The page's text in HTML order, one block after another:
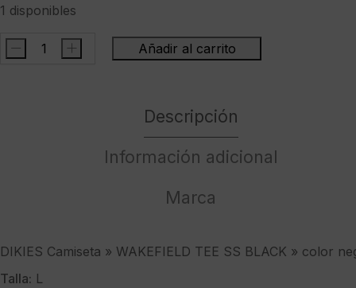
1 disponibles
DIKIES
cantidad
- + Añadir al carrito
Descripción
Información adicional
Marca
DIKIES Camiseta » WAKEFIELD TEE SS BLACK » color
Talla: L